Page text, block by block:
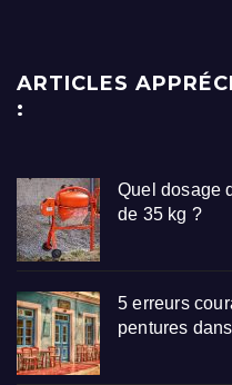
ARTICLES
:
Quel dosage
de 35 kg ?
5 erreurs
pentures